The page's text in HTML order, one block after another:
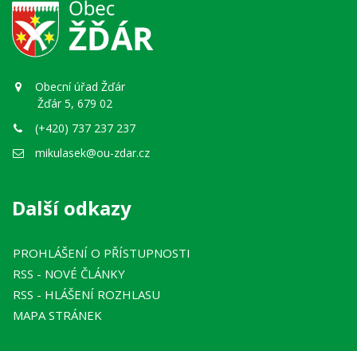
Obecní úřad Žďár
Žďár 5, 679 02
(+420) 737 237 237
mikulasek@ou-zdar.cz
Další odkazy
PROHLÁŠENÍ O PŘÍSTUPNOSTI
RSS - NOVÉ ČLÁNKY
RSS - HLÁŠENÍ ROZHLASU
MAPA STRÁNEK